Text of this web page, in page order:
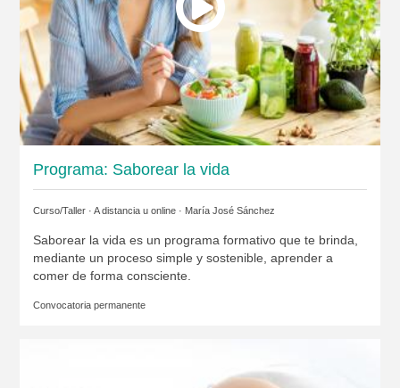
Programa: Saborear la vida
Curso/Taller · A distancia u online · María José Sánchez
Saborear la vida es un programa formativo que te brinda,
mediante un proceso simple y sostenible, aprender a
comer de forma consciente.
Convocatoria permanente